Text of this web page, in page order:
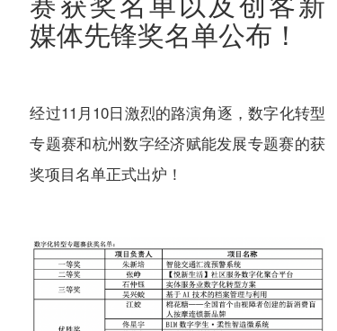
媒体先锋奖名单公布！
经过11月10日激烈的路演角逐，数字化转型
专题赛和杭州数字经济赋能发展专题赛的获
奖项目名单正式出炉！